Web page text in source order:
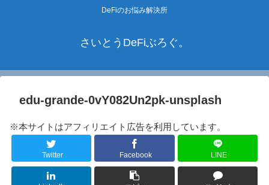
DeFiのお悩み解決所
さいとうDeFiぶろぐ。
edu-grande-0vY082Un2pk-unsplash
※本サイトはアフィリエイト広告を利用しています。
Twitter Facebook LINE